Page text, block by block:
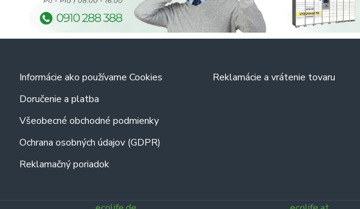
Informácie ako používame Cookies
Doručenie a platba
Všeobecné obchodné podmienky
Ochrana osobných údajov (GDPR)
Reklamačný poriadok
Reklamácie a vrátenie tovaru